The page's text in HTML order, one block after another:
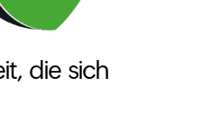
die sich